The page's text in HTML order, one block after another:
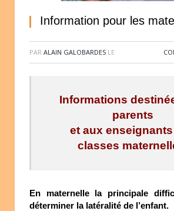
Information pour les
PAR ALAIN GALOBARDES LE
Informations
parents
et aux
classes
En maternelle la principale
déterminer la latéralité de l’enfant.